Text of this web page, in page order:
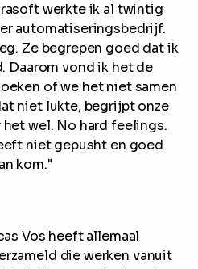
werkte ik al twintig
automatiseringsbedrijf.
Ze begrepen goed dat ik
Daarom vond ik het de
of we het niet samen
niet lukte, begrijpt onze
wel. No hard feelings.
niet gepusht en goed
kom."
Vos heeft allemaal
die werken vanuit